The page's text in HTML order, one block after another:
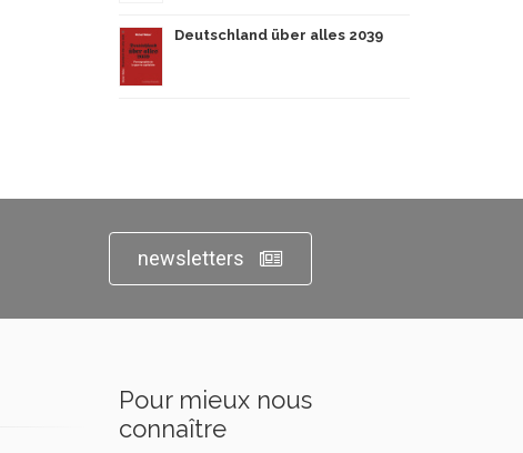
Deutschland über alles 2039
newsletters
Pour mieux nous
connaître